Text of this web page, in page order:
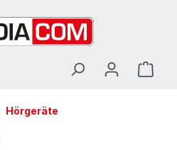
Hörgeräte